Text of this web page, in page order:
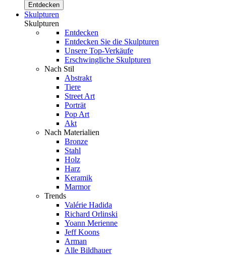
Entdecken
Skulpturen
Skulpturen
Entdecken
Entdecken Sie die Skulpturen
Unsere Top-Verkäufe
Erschwingliche Skulpturen
Nach Stil
Abstrakt
Tiere
Street Art
Porträt
Pop Art
Akt
Nach Materialien
Bronze
Stahl
Holz
Harz
Keramik
Marmor
Trends
Valérie Hadida
Richard Orlinski
Yoann Merienne
Jeff Koons
Arman
Alle Bildhauer